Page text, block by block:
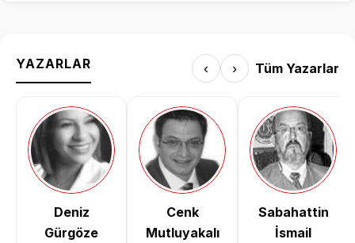
YAZARLAR ‹ › Tüm Yazarlar
Deniz
Gürgöze
Cenk
Mutluyakalı
Sabahattin
İsmail